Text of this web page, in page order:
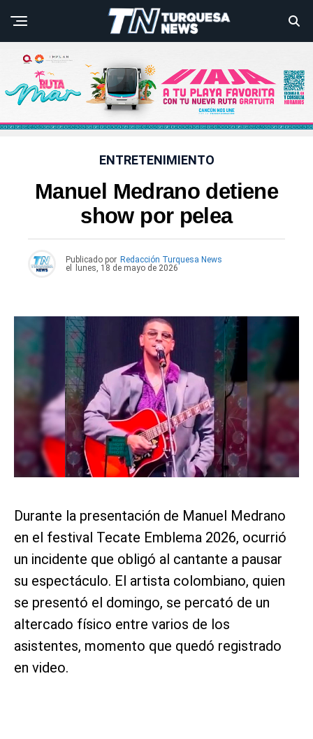
ENTRETENIMIENTO
Manuel Medrano detiene
show por pelea
Publicado por Redacción Turquesa News
el
lunes, 18 de mayo de 2026
Durante la presentación de Manuel Medrano
en el festival Tecate Emblema 2026, ocurrió
un incidente que obligó al cantante a pausar
su espectáculo. El artista colombiano, quien
se presentó el domingo, se percató de un
altercado físico entre varios de los
asistentes, momento que quedó registrado
en video.